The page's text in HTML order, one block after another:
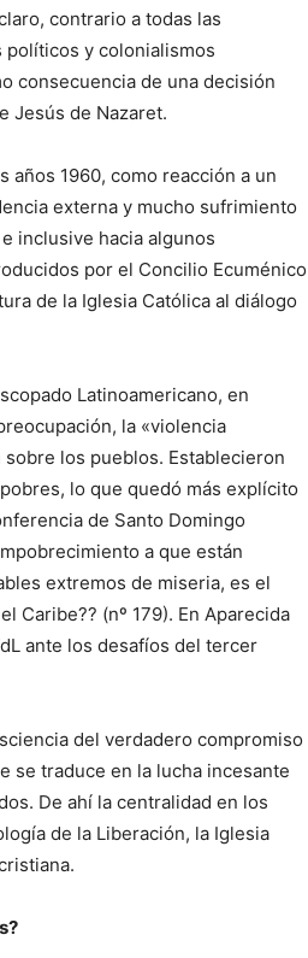
contrario a todas las
políticos y colonialismos
consecuencia de una decisión
Jesús de Nazaret.
años 1960, como reacción a un
externa y mucho sufrimiento
inclusive hacia algunos
por el Concilio Ecuménico
de la Iglesia Católica al diálogo
Latinoamericano, en
la «violencia
los pueblos. Establecieron
lo que quedó más explícito
de Santo Domingo
a que están
extremos de miseria, es el
Caribe?? (nº 179). En Aparecida
ante los desafíos del tercer
del verdadero compromiso
se traduce en la lucha incesante
De ahí la centralidad en los
de la Liberación, la Iglesia